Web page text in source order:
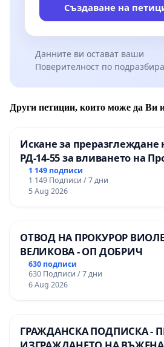
Създаване на
Данните ви остават ваши
Поверителност по
Други петиции, които може да Ви
Искане за
РД-14-55 за вливането на
гимназия по промишлени
Професионалната
мениджмънт – гр.
1 149 подписи
1 149 Подписи / 7 дни
5 Aug 2026
ОТВОД НА ПРОКУРОР
ВЕЛИКОВА - ОП ДОБРИЧ
630 подписи
630 Подписи / 7 дни
6 Aug 2026
ГРАЖДАНСКА ПОДПИСКА -